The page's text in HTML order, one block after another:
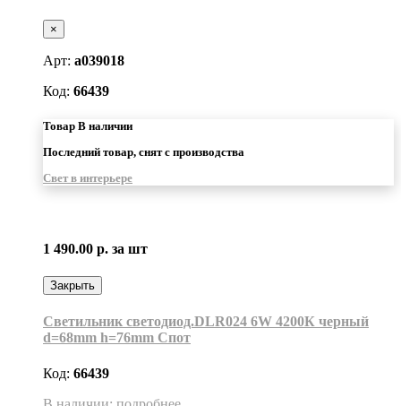
×
Арт: a039018
Код: 66439
Товар В наличии
Последний товар, снят с производства
Свет в интерьере
1 490.00 р. за шт
Закрыть
Светильник светодиод.DLR024 6W 4200К черный
d=68mm h=76mm Спот
Код: 66439